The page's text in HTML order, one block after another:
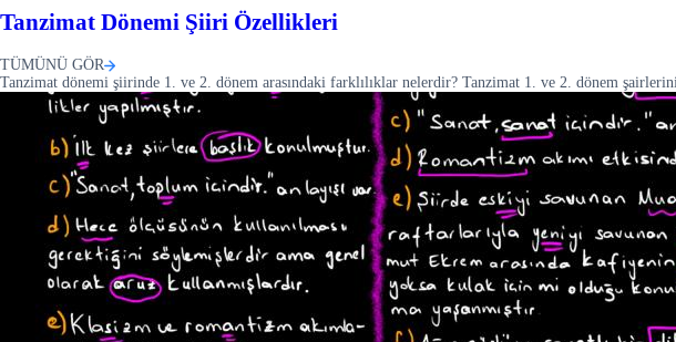
Tanzimat Dönemi Şiiri Özellikleri
TÜMÜNÜ GÖR
Tanzimat dönemi şiirinde 1. ve 2. dönem arasındaki farklılıklar nelerdir? Tanzimat 1. ve 2. dönem